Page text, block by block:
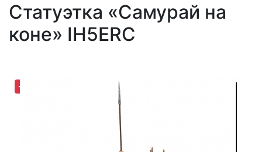
Статуэтка «Самурай на
коне» IH5ERC
-19,08%